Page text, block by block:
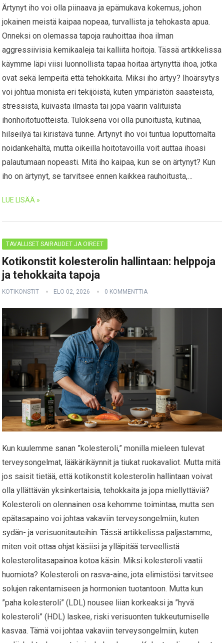
Ärtynyt iho voi olla piinaava ja epämukava kokemus, johon
jokainen meistä kaipaa nopeaa, turvallista ja tehokasta apua.
Onneksi on olemassa tapoja rauhoittaa ihoa ilman
aggressiivisia kemikaaleja tai kalliita hoitoja. Tässä artikkelissa
käymme läpi viisi luonnollista tapaa hoitaa ärtynyttä ihoa, jotka
ovat sekä lempeitä että tehokkaita. Miksi iho ärtyy? Ihoärsytys
voi johtua monista eri tekijöistä, kuten ympäristön saasteista,
stressistä, kuivasta ilmasta tai jopa väärin valituista
ihonhoitotuotteista. Tuloksena voi olla punoitusta, kutinaa,
hilseilyä tai kiristävä tunne. Ärtynyt iho voi tuntua loputtomalta
noidankehältä, mutta oikeilla hoitotavoilla voit auttaa ihoasi
palautumaan nopeasti. Mitä iho kaipaa, kun se on ärtynyt? Kun
iho on ärtynyt, se tarvitsee ennen kaikkea rauhoitusta,…
LUE LISÄÄ »
TAVALLISET SAIRAUDET JA OIREET
Kotikonstit kolesterolin hallintaan: helppoja
ja tehokkaita tapoja
KOTIKONSTIT ELO 02, 2026 0 KOMMENTTIA
Kun kuulemme sanan ”kolesteroli,” monilla mieleen tulevat
terveysongelmat, lääkärikäynnit ja tiukat ruokavaliot. Mutta mitä
jos saisit tietää, että kotikonstit kolesterolin hallintaan voivat
olla yllättävän yksinkertaisia, tehokkaita ja jopa miellyttäviä?
Kolesteroli on olennainen osa kehomme toimintaa, mutta sen
epätasapaino voi johtaa vakaviin terveysongelmiin, kuten
sydän- ja verisuonitauteihin. Tässä artikkelissa paljastamme,
miten voit ottaa ohjat käsiisi ja ylläpitää terveellistä
kolesterolitasapainoa kotoa käsin. Miksi kolesteroli vaatii
huomiota? Kolesteroli on rasva-aine, jota elimistösi tarvitsee
solujen rakentamiseen ja hormonien tuotantoon. Mutta kun
”paha kolesteroli” (LDL) nousee liian korkeaksi ja ”hyvä
kolesteroli” (HDL) laskee, riski verisuonten tukkeutumiselle
kasvaa. Tämä voi johtaa vakaviin terveysongelmiin, kuten